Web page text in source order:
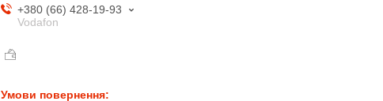
+380 (66) 428-19-93
Vodafon